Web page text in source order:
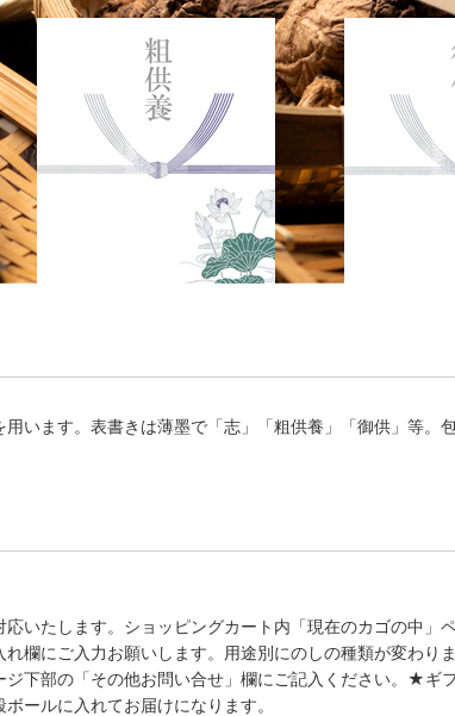
います。表書きは薄墨で「志」「粗供養」「御供」等。
応いたします。ショッピングカート内「現在のカゴの中」
欄にご入力お願いします。用途別にのしの種類が変わり
下部の「その他お問い合せ」欄にご記入ください。★ギ
ールに入れてお届けになります。